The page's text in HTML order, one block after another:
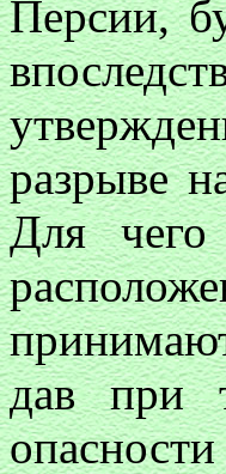
Персии,
разрыве
Для
дав при